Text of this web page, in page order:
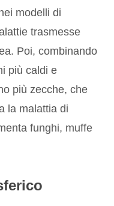
modelli di
trasmesse
. Poi, combinando
più caldi e
più zecche, che
la malattia di
funghi, muffe